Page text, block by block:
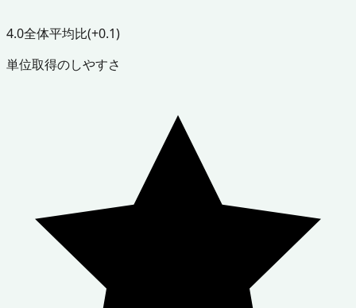
4.0全体平均比(+0.1)
単位取得のしやすさ